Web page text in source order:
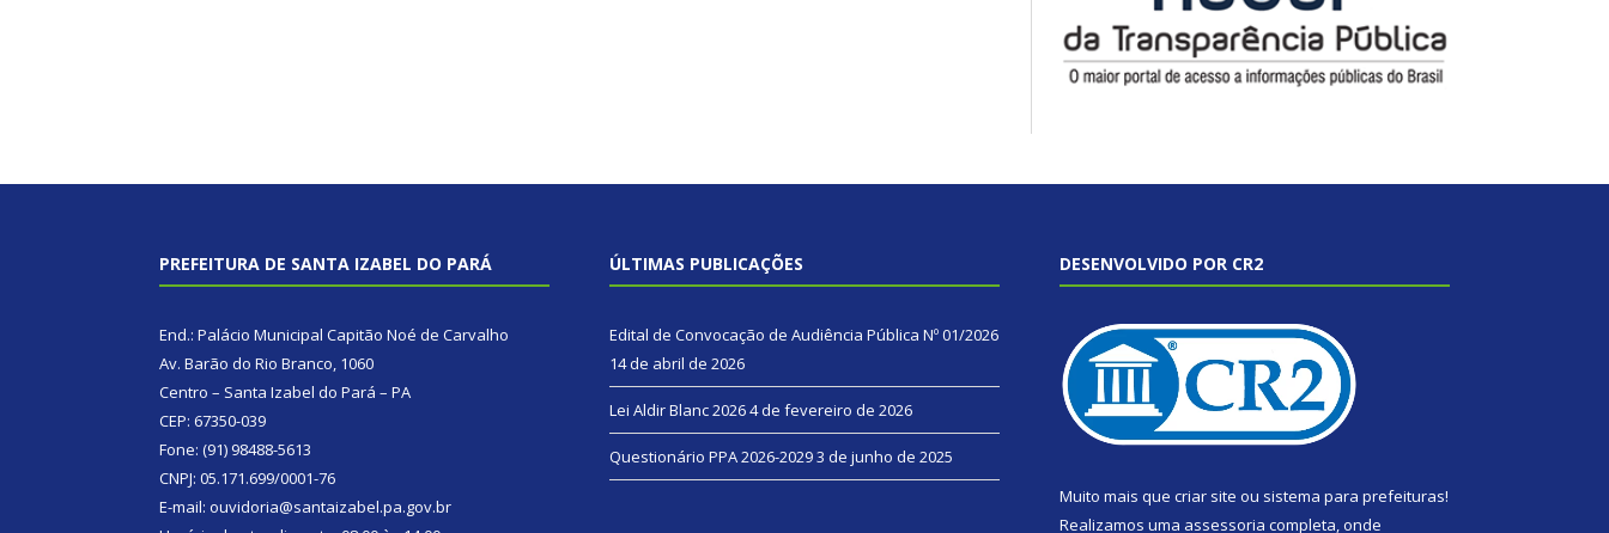
PREFEITURA DE SANTA IZABEL DO PARÁ
End.: Palácio Municipal Capitão Noé de Carvalho
Av. Barão do Rio Branco, 1060
Centro – Santa Izabel do Pará – PA
CEP: 67350-039
Fone: (91) 98488-5613
CNPJ: 05.171.699/0001-76
E-mail: ouvidoria@santaizabel.pa.gov.br
ÚLTIMAS PUBLICAÇÕES
Edital de Convocação de Audiência Pública Nº 01/2026
14 de abril de 2026
Lei Aldir Blanc 20264 de fevereiro de 2026
Questionário PPA 2026-20293 de junho de 2025
DESENVOLVIDO POR CR2
Muito mais que criar site ou sistema para prefeituras!
Realizamos uma assessoria completa, onde